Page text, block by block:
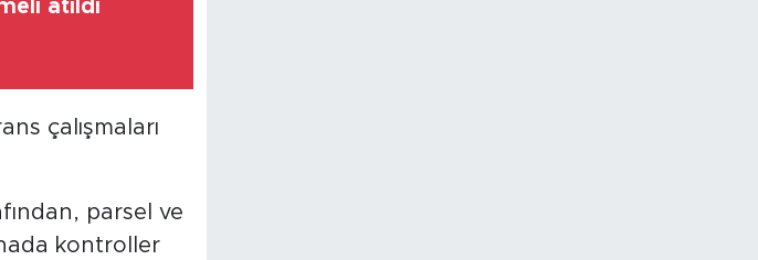
atıldı
çalışmaları
parsel ve
kontroller